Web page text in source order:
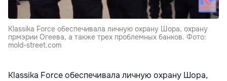
Klassika Force обеспечивала личную охрану Шора, охрану
прмэрии Огеева, а также трех проблемных банков. Фото:
mold-street.com
Klassika Force обеспечивала личную охрану Шора,